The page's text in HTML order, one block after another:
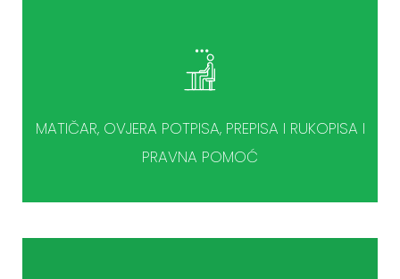
MATIČAR, OVJERA POTPISA, PREPISA I RUKOPISA I
PRAVNA POMOĆ